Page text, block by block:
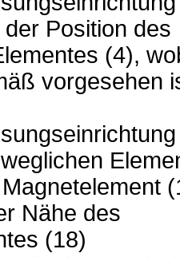
Position des
(4),
vorgesehen
Nähe des
(18)